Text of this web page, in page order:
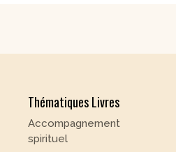
Thématiques Livres
Accompagnement
spirituel